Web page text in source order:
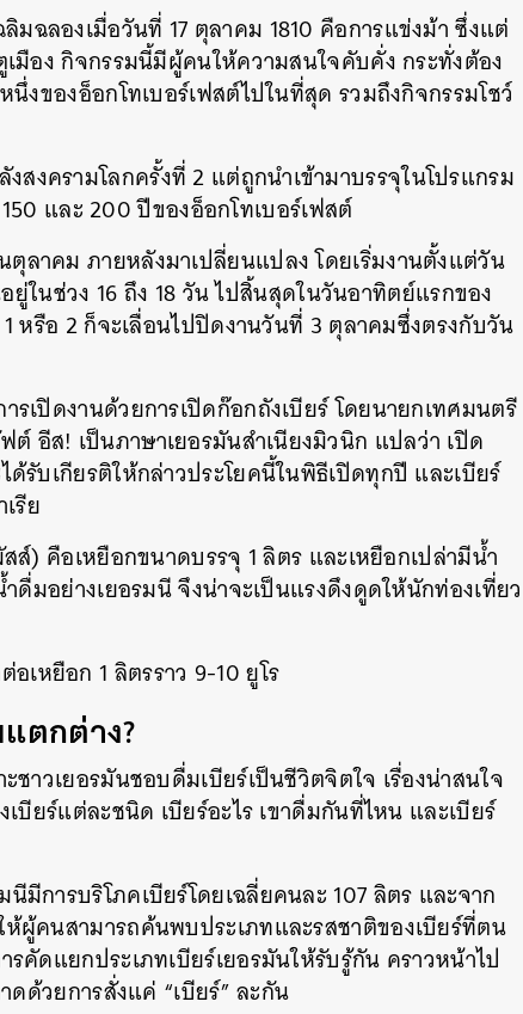
มฉลองเมื่อวันที่ 17 ตุลาคม 1810 คือการแข่งม้า ซึ่งแต่
มือง กิจกรรมนี้มีผู้คนให้ความสนใจคับคั่ง กระทั่งต้อง
ของอ็อกโทเบอร์เฟสต์ไปในที่สุด รวมถึงกิจกรรมโชว์
งครามโลกครั้งที่ 2 แต่ถูกนำเข้ามาบรรจุในโปรแกรม
และ 200 ปีของอ็อกโทเบอร์เฟสต์
ลาคม ภายหลังมาเปลี่ยนแปลง โดยเริ่มงานตั้งแต่วัน
ยู่ในช่วง 16 ถึง 18 วัน ไปสิ้นสุดในวันอาทิตย์แรกของ
หรือ 2 ก็จะเลื่อนไปปิดงานวันที่ 3 ตุลาคมซึ่งตรงกับวัน
รเปิดงานด้วยการเปิดก๊อกถังเบียร์ โดยนายกเทศมนตรี
ต์ อีส! เป็นภาษาเยอรมันสำเนียงมิวนิก แปลว่า เปิด
รับเกียรติให้กล่าวประโยคนี้ในพิธีเปิดทุกปี และเบียร์
รีย
สส์) คือเหยือกขนาดบรรจุ 1 ลิตร และเหยือกเปล่ามีน้ำ
ดื่มอย่างเยอรมนี จึงน่าจะเป็นแรงดึงดูดให้นักท่องเที่ยว
เหยือก 1 ลิตรราว 9-10 ยูโร
ตกต่าง?
ะชาวเยอรมันชอบดื่มเบียร์เป็นชีวิตจิตใจ เรื่องน่าสนใจ
บียร์แต่ละชนิด เบียร์อะไร เขาดื่มกันที่ไหน และเบียร์
มีการบริโภคเบียร์โดยเฉลี่ยคนละ 107 ลิตร และจาก
ผู้คนสามารถค้นพบประเภทและรสชาติของเบียร์ที่ตน
คัดแยกประเภทเบียร์เยอรมันให้รับรู้กัน คราวหน้าไป
ดด้วยการสั่งแค่ “เบียร์” ละกัน
LINE